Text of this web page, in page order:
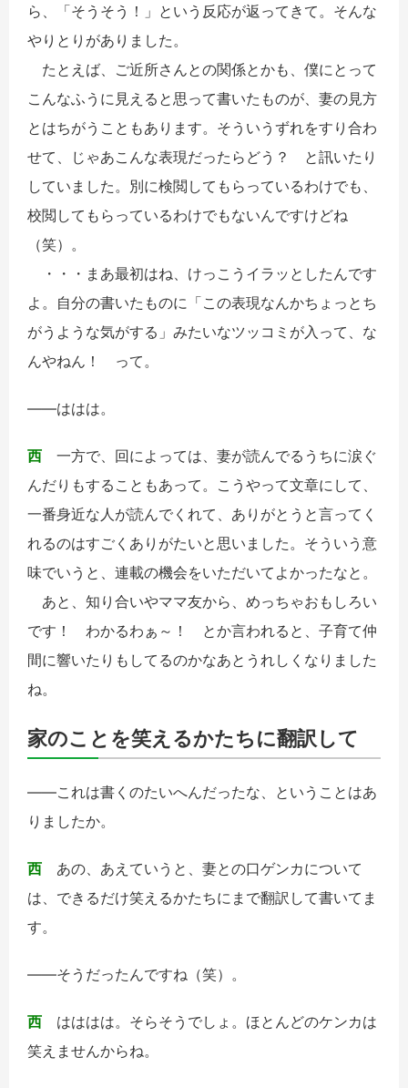
ら、「そうそう！」という反応が返ってきて。そんな
やりとりがありました。
たとえば、ご近所さんとの関係とかも、僕にとって
こんなふうに見えると思って書いたものが、妻の見方
とはちがうこともあります。そういうずれをすり合わ
せて、じゃあこんな表現だったらどう？ と訊いたり
していました。別に検閲してもらっているわけでも、
校閲してもらっているわけでもないんですけどね
（笑）。
・・・まあ最初はね、けっこうイラッとしたんです
よ。自分の書いたものに「この表現なんかちょっとち
がうような気がする」みたいなツッコミが入って、な
んやねん！ って。
――ははは。
西 一方で、回によっては、妻が読んでるうちに涙ぐ
んだりもすることもあって。こうやって文章にして、
一番身近な人が読んでくれて、ありがとうと言ってく
れるのはすごくありがたいと思いました。そういう意
味でいうと、連載の機会をいただいてよかったなと。
あと、知り合いやママ友から、めっちゃおもしろい
です！ わかるわぁ～！ とか言われると、子育て仲
間に響いたりもしてるのかなあとうれしくなりました
ね。
家のことを笑えるかたちに翻訳して
――これは書くのたいへんだったな、ということはあ
りましたか。
西 あの、あえていうと、妻との口ゲンカについて
は、できるだけ笑えるかたちにまで翻訳して書いてま
す。
――そうだったんですね（笑）。
西 はははは。そらそうでしょ。ほとんどのケンカは
笑えませんからね。